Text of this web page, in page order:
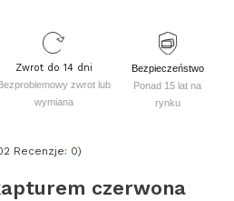
Zwrot do 14 dni
zwrot lub
wymiana
Bezpieczeństwo
Ponad 15 lat na
rynku
Recenzje: 0)
czerwona